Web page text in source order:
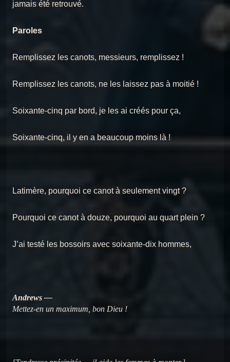
jamais été retrouvé.
Paroles
Remplissez les canots, messieurs, remplissez !
Remplissez les canots, ne les laissez pas à moitié !
Soixante-cinq par bord, je les ai créés pour ça,
Soixante-cinq, il y en a beaucoup moins là !
Latimère, pourquoi ce canot à seulement vingt ?
Pourquoi ce canot à douze, pourquoi au quart plein ?
J’ai testé les bossoirs avec soixante-dix hommes,
Andrews —
Mettez-en un maximum, bon Dieu !